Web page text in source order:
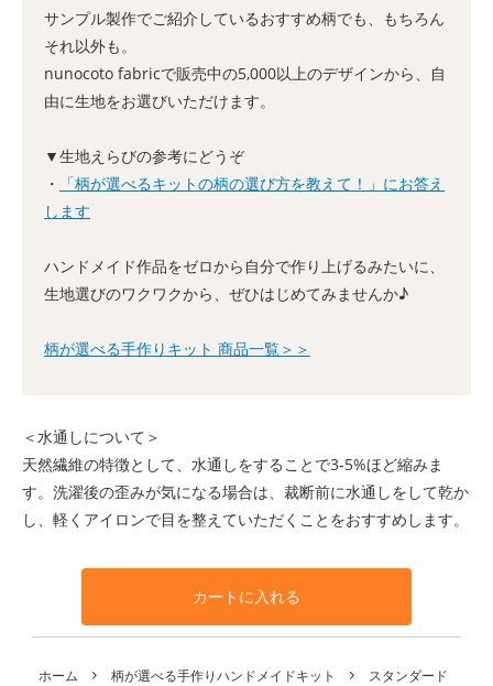
サンプル製作でご紹介しているおすすめ柄でも、もちろん
それ以外も。
nunocoto fabricで販売中の5,000以上のデザインから、自
由に生地をお選びいただけます。
▼生地えらびの参考にどうぞ
・
「柄が選べるキットの柄の選び方を教えて！」にお答え
します
ハンドメイド作品をゼロから自分で作り上げるみたいに、
生地選びのワクワクから、ぜひはじめてみませんか♪
柄が選べる手作りキット 商品一覧＞＞
＜水通しについて＞
天然繊維の特徴として、水通しをすることで3-5%ほど縮みま
す。洗濯後の歪みが気になる場合は、裁断前に水通しをして乾か
し、軽くアイロンで目を整えていただくことをおすすめします。
カートに入れる
ホーム 柄が選べる手作りハンドメイドキット スタンダード